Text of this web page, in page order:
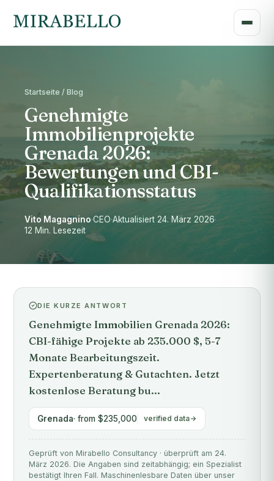
Startseite / Blog
Genehmigte
Immobilienprojekte
Grenada 2026:
Bewertungen und CBI-
Qualifikationsstatus
Vito Magagnino·CEO·Aktualisiert 24. März 2026·
12 Min. Lesezeit
DIE KURZE ANTWORT
Genehmigte Immobilien Grenada 2026:
CBI-fähige Projekte ab 235.000 $, 5-7
Monate Bearbeitungszeit.
Expertenberatung & Gutachten. Jetzt
kostenlose Beratung bu...
Grenada· from $235,000 verified data
Geprüft von Mirabello Consultancy · überprüft am 24.
März 2026. Die Angaben sind zeitabhängig; ein Spezialist
bestätigt Ihren Fall. Maschinenlesbare Daten über unser